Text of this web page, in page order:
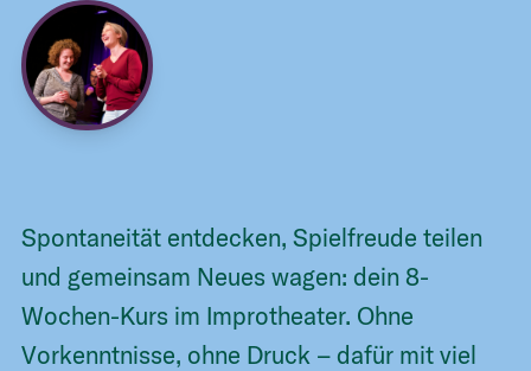
Spontaneität entdecken, Spielfreude teilen
und gemeinsam Neues wagen: dein 8-
Wochen-Kurs im Improtheater. Ohne
Vorkenntnisse, ohne Druck – dafür mit viel